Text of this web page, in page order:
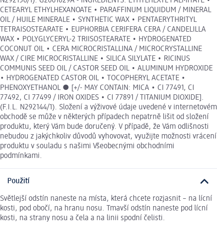
CETEARYL ETHYLHEXANOATE • PARAFFINUM LIQUIDUM / MINERAL
OIL / HUILE MINERALE • SYNTHETIC WAX • PENTAERYTHRITYL
TETRAISOSTEARATE • EUPHORBIA CERIFERA CERA / CANDELILLA
WAX • POLYGLYCERYL-2 TRIISOSTEARATE • HYDROGENATED
COCONUT OIL • CERA MICROCRISTALLINA / MICROCRYSTALLINE
WAX / CIRE MICROCRISTALLINE • SILICA SILYLATE • RICINUS
COMMUNIS SEED OIL / CASTOR SEED OIL • ALUMINUM HYDROXIDE
• HYDROGENATED CASTOR OIL • TOCOPHERYL ACETATE •
PHENOXYETHANOL ● [+/- MAY CONTAIN: MICA • CI 77491, CI
77492, CI 77499 / IRON OXIDES • CI 77891 / TITANIUM DIOXIDE].
(F.I.L. N292144/1). Složení a výživové údaje uvedené v internetovém
obchodě se může v některých případech nepatrně lišit od složení
produktu, který Vám bude doručený. V případě, že Vám odlišnosti
nebudou z jakýchkoliv důvodů vyhovovat, využijte možnosti vrácení
produktu v souladu s našimi Všeobecnými obchodními
podmínkami.
Použití
Světlejší odstín naneste na místa, která chcete rozjasnit – na lícní
kosti, pod obočí, na hranu nosu. Tmavší odstín naneste pod lícní
kosti, na strany nosu a čela a na linii spodní čelisti.